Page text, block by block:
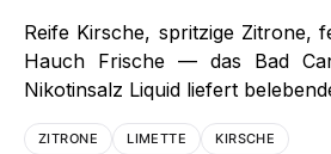
Reife Kirsche, spritzige Zitrone,
Hauch Frische — das Bad
Nikotinsalz Liquid liefert
ZITRONE LIMETTE KIRSCHE